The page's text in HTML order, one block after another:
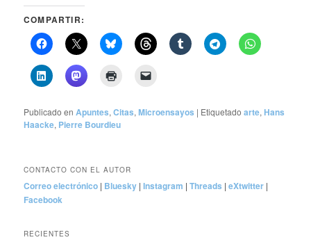
COMPARTIR:
Publicado en Apuntes,Citas,Microensayos | Etiquetado arte,Hans
Haacke, Pierre Bourdieu
CONTACTO CON EL AUTOR
Correo electrónico | Bluesky |Instagram |Threads |eXtwitter |
Facebook
RECIENTES